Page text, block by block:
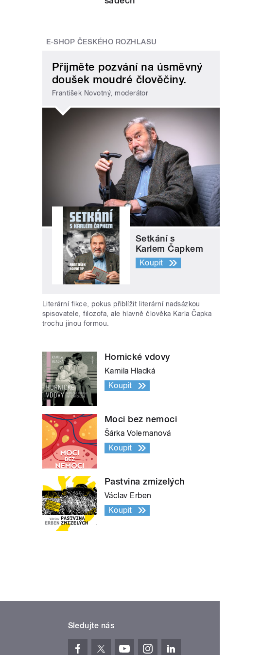
E-SHOP ČESKÉHO ROZHLASU
Přijměte pozvání na úsměvný
doušek moudré člověčiny.
František Novotný, moderátor
Setkání s
Karlem Čapkem
Koupit
Literární fikce, pokus přiblížit literární nadsázkou
spisovatele, filozofa, ale hlavně člověka Karla Čapka
trochu jinou formou.
Hornické vdovy
Kamila Hladká
Koupit
Moci bez nemoci
Šárka Volemanová
Koupit
Pastvina zmizelých
Václav Erben
Koupit
Sledujte nás